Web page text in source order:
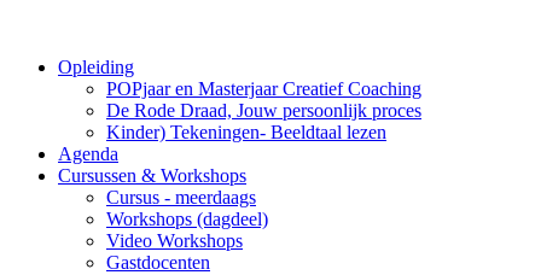
Opleiding
POPjaar en Masterjaar Creatief Coaching
De Rode Draad, Jouw persoonlijk proces
Kinder) Tekeningen- Beeldtaal lezen
Agenda
Cursussen & Workshops
Cursus - meerdaags
Workshops (dagdeel)
Video Workshops
Gastdocenten